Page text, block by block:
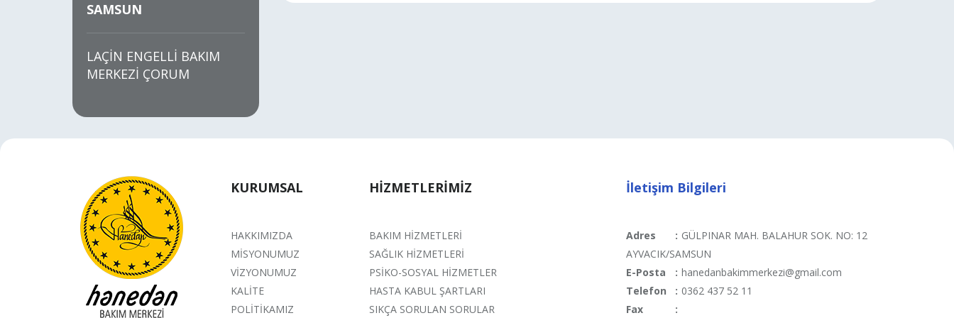
SAMSUN
LAÇİN ENGELLİ BAKIM
MERKEZİ ÇORUM
KURUMSAL
HAKKIMIZDA
MİSYONUMUZ
VİZYONUMUZ
KALİTE
POLİTİKAMIZ
HİZMETLERİMİZ
BAKIM HİZMETLERİ
SAĞLIK HİZMETLERİ
PSİKO-SOSYAL HİZMETLER
HASTA KABUL ŞARTLARI
SIKÇA SORULAN SORULAR
İletişim Bilgileri
Adres : GÜLPINAR MAH. BALAHUR SOK. NO: 12
AYVACIK/SAMSUN
E-Posta
: hanedanbakimmerkezi@gmail.com
Telefon
: 0362 437 52 11
Fax
: